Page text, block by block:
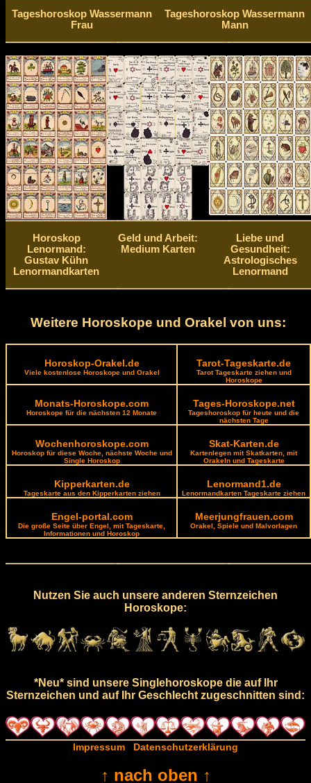
Tageshoroskop Wassermann
Frau
Tageshoroskop Wassermann
Mann
Horoskop
Lenormand:
Gustav Kühn
Lenormandkarten
Geld und Arbeit:
Medium Karten
Liebe und
Gesundheit:
Astrologisches
Lenormand
Weitere Horoskope und Orakel von uns:
Horoskop-Orakel.de
Viele kostenlose Horoskope und Orakel
Tarot-Tageskarte.de
Tarot Tageskarte ziehen und
Horoskope
Monats-Horoskope.com
Horoskope für die nächsten 12 Monate
Tages-Horoskope.net
Tageshoroskop für heute und die
nächsten Tage
Wochenhoroskope.com
Horoskop für diese Woche, nächste Woche und
Single Horoskop
Skat-Karten.de
Kartenlegen mit Skatkarten, mit
Orakeln und Tageskarte
Kipperkarten.de
Tageskarte aus den Kipperkarten ziehen
Lenormand1.de
Lenormandkarten Tageskarte ziehen
Engel-portal.com
Die große Seite über Engel, mit Tageskarte,
Informationen und Horoskop
Meerjungfrauen.com
Orakel, Spiele und Malvorlagen
Nutzen Sie auch unsere anderen Sternzeichen
Horoskope:
*Neu* sind unsere Singlehoroskope die auf Ihr
Sternzeichen und auf Ihr Geschlecht zugeschnitten sind:
Impressum Datenschutzerklärung
↑ nach oben ↑